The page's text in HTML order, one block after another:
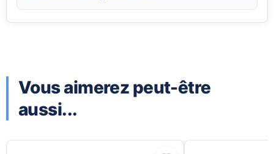
Vous aimerez peut-être
aussi...